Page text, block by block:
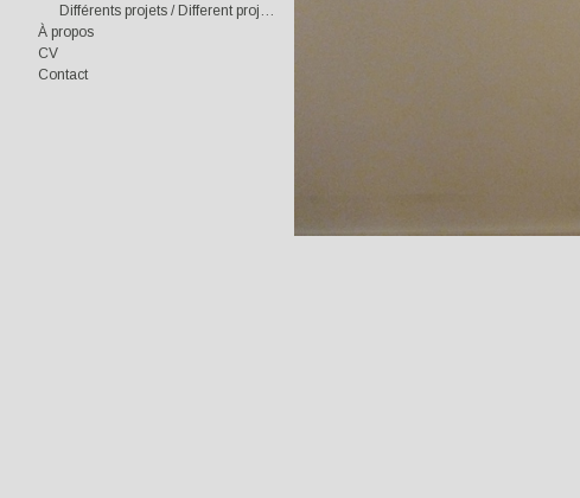
Différents projets / Different projects
À propos
CV
Contact